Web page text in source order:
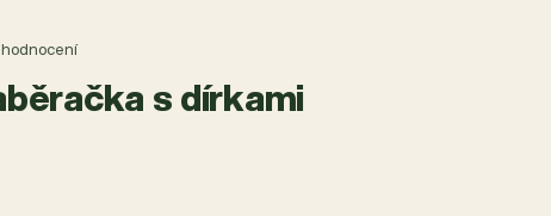
hodnocení
s dírkami